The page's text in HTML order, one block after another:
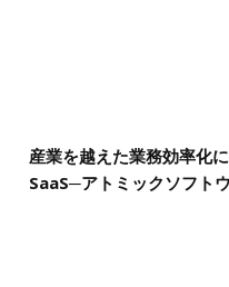
産業を越えた業務効率化
SaaS─アトミックソフト